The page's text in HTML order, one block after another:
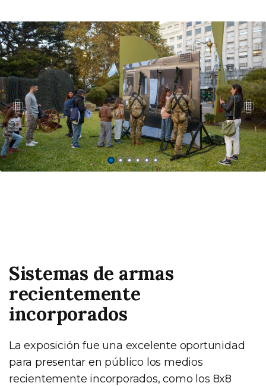
Sistemas de armas
recientemente
incorporados
La exposición fue una excelente oportunidad
para presentar en público los medios
recientemente incorporados, como los 8x8